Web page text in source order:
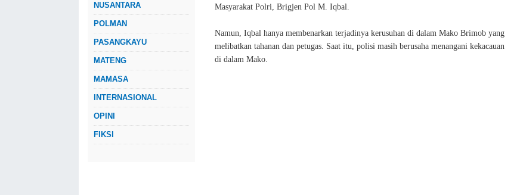
NUSANTARA
POLMAN
PASANGKAYU
MATENG
MAMASA
INTERNASIONAL
OPINI
FIKSI
Masyarakat Polri, Brigjen Pol M. Iqbal.
Namun, Iqbal hanya membenarkan terjadinya kerusuhan di dalam Mako Brimob yang
melibatkan tahanan dan petugas. Saat itu, polisi masih berusaha menangani kekacauan
di dalam Mako.